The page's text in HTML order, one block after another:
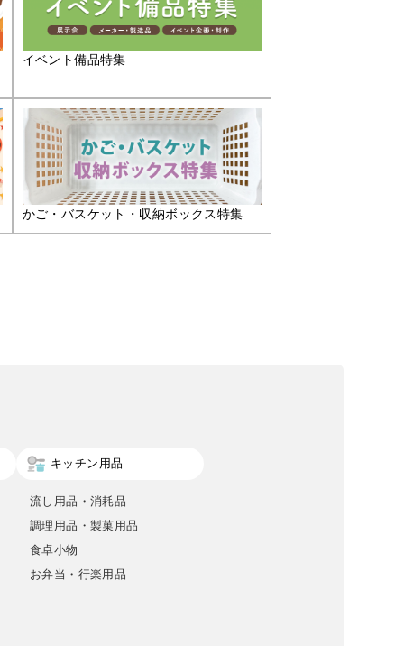
イベント備品特集
かご・バスケット・収納ボックス特集
キッチン用品
流し用品・消耗品
調理用品・製菓用品
食卓小物
お弁当・行楽用品